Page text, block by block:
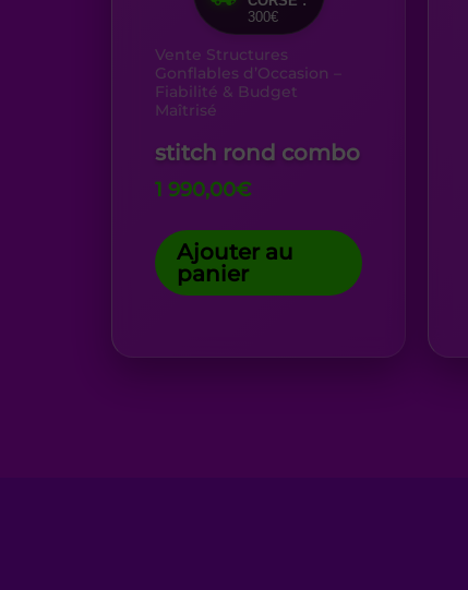
300€
Vente Structures
Gonflables d’Occasion –
Fiabilité & Budget
Maîtrisé
stitch rond combo
1 990,00€
Ajouter au
panier